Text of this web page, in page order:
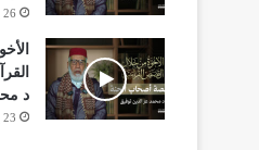
26 يوليو، 2026
د
23 يوليو، 2026